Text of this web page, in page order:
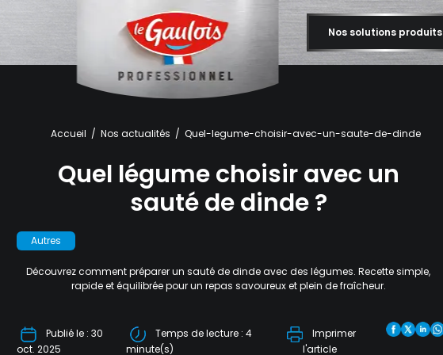
Nos solutions produits
Accueil Nos actualités Quel-legume-choisir-avec-un-saute-de-dinde
Quel légume choisir avec un
sauté de dinde ?
Autres
Découvrez comment préparer un sauté de dinde avec des légumes. Recette simple,
rapide et équilibrée pour un repas savoureux et plein de fraîcheur.
Publié le : 30
oct. 2025
Temps de lecture : 4
minute(s)
Imprimer
l'article